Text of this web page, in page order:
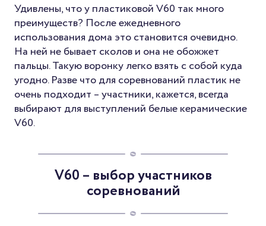
Удивлены, что у пластиковой V60 так много
преимуществ? После ежедневного
использования дома это становится очевидно.
На ней не бывает сколов и она не обожжет
пальцы. Такую воронку легко взять с собой куда
угодно. Разве что для соревнований пластик не
очень подходит – участники, кажется, всегда
выбирают для выступлений белые керамические
V60.
V60 – выбор участников
соревнований